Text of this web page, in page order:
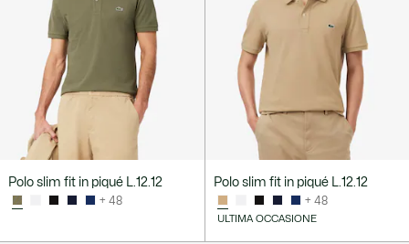
Polo slim fit in piqué L.12.12
+ 48
Polo slim fit in piqué L.12.12
+ 48
ULTIMA OCCASIONE